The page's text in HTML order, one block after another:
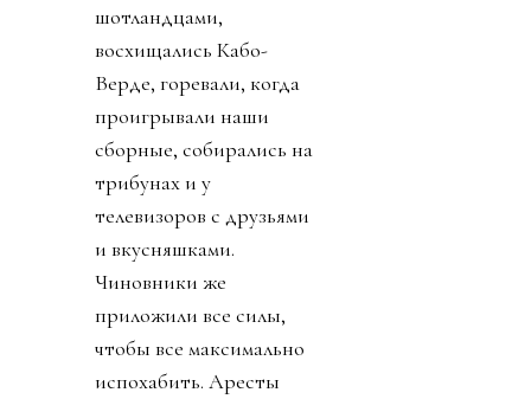
шотландцами,
восхищались Кабо-
Верде, горевали, когда
проигрывали наши
сборные, собирались на
трибунах и у
телевизоров с друзьями
и вкусняшками.
Чиновники же
приложили все силы,
чтобы все максимально
испохабить. Аресты